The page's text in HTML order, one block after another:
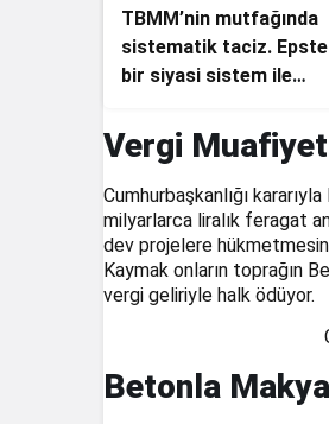
TBMM’nin mutfağında
sistematik taciz.
bir siyasi sistem ile
Vergi
Cumhurbaşkanlığı
milyarlarca liralık feragat
dev projelere
Kaymak onların toprağın
vergi geliriyle halk ödüyor.
Betonla